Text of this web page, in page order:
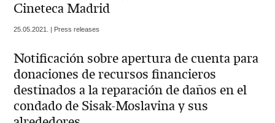
Cineteca Madrid
25.05.2021. | Press releases
Notificación sobre apertura de cuenta para
donaciones de recursos financieros
destinados a la reparación de daños en el
condado de Sisak-Moslavina y sus